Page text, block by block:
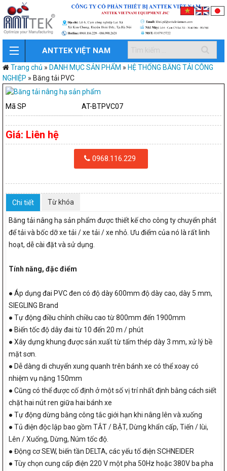
ANTTEK VIỆT NAM
Trang chủ » DANH MỤC SẢN PHẨM » HỆ THỐNG BĂNG TẢI CÔNG
NGHIỆP » Băng tải PVC
Mã SP AT-BTPVC07
Giá: Liên hệ
0968.116.229
Chi tiết Từ khóa
Băng tải nâng hạ sản phẩm được thiết kế cho công ty chuyển phát
để tải và bốc dỡ xe tải / xe tải / xe nhỏ. Ưu điểm của nó là rất linh
hoạt, dễ cài đặt và sử dụng.
Tính năng, đặc điểm
● Áp dụng đai PVC đen có độ dày 600mm độ dày cao, dày 5 mm,
SIEGLING Brand
● Tự động điều chỉnh chiều cao từ 800mm đến 1900mm
● Biến tốc độ dây đai từ 10 đến 20 m / phút
● Xây dựng khung được sản xuất từ ​​tấm thép dày 3 mm, xử lý bề
mặt sơn.
● Dễ dàng di chuyển xung quanh trên bánh xe có thể xoay có
nhiệm vụ nặng 150mm
● Cũng có thể được cố định ở một số vị trí nhất định bằng cách siết
chặt hai nút ren giữa hai bánh xe
● Tự động dừng bằng công tắc giới hạn khi nâng lên và xuống
● Tủ điện độc lập bao gồm TẮT / BẬT, Dừng khẩn cấp, Tiến / lùi,
Lên / Xuống, Dừng, Núm tốc độ.
● Động cơ SEW, biến tần DELTA, các yếu tố điện SCHNEIDER
● Tùy chọn cung cấp điện 220 V một pha 50Hz hoặc 380V ba pha